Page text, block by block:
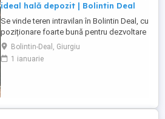
ideal hală depozit | Bolintin Deal
Se vinde teren intravilan în Bolintin Deal, cu
poziționare foarte bună pentru dezvoltare
logistică, industrială sau comercială.
Suprafață generoasă și deschidere mare
ușor de utilizat pentru proiecte industriale.
Bolintin-Deal, Giurgiu
1 ianuarie